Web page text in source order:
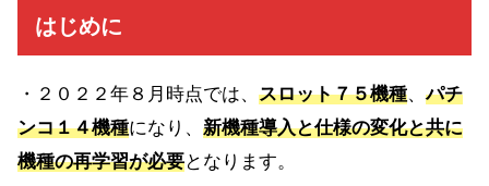
はじめに
・２０２２年８月時点では、 スロット７５機種、パチ
ンコ１４機種になり、 新機種導入と仕様の変化と共に
機種の再学習が必要となります。